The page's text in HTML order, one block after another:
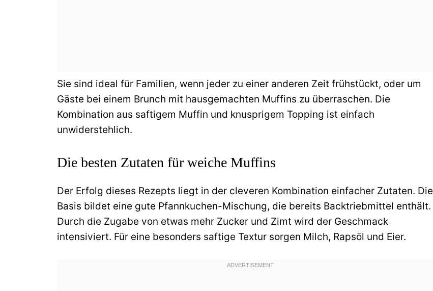
Sie sind ideal für Familien, wenn jeder zu einer anderen Zeit frühstückt, oder um
Gäste bei einem Brunch mit hausgemachten Muffins zu überraschen. Die
Kombination aus saftigem Muffin und knusprigem Topping ist einfach
unwiderstehlich.
Die besten Zutaten für weiche Muffins
Der Erfolg dieses Rezepts liegt in der cleveren Kombination einfacher Zutaten. Die
Basis bildet eine gute Pfannkuchen-Mischung, die bereits Backtriebmittel enthält.
Durch die Zugabe von etwas mehr Zucker und Zimt wird der Geschmack
intensiviert. Für eine besonders saftige Textur sorgen Milch, Rapsöl und Eier.